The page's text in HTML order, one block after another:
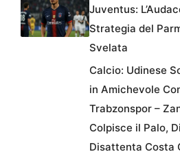
Juventus:
Strategia del
Svelata
Calcio: Udinese
in Amichevole
Trabzonspor –
Colpisce il Palo,
Disattenta Costa